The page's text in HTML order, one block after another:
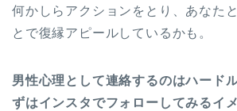
何かしらアクションをとり、あなた
とで復縁アピールしているかも。
男性心理として連絡するのはハード
ずはインスタでフォローしてみるイ